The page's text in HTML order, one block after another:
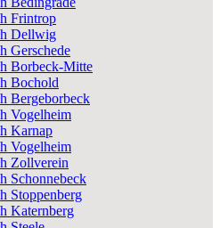
Frintrop
Dellwig
Gerschede
Borbeck-Mitte
Bochold
Bergeborbeck
Vogelheim
Karnap
Vogelheim
Zollverein
Schonnebeck
Stoppenberg
Katernberg